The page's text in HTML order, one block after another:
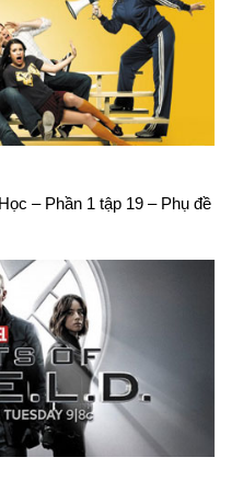
– Phần 1 tập 19 – Phụ đề